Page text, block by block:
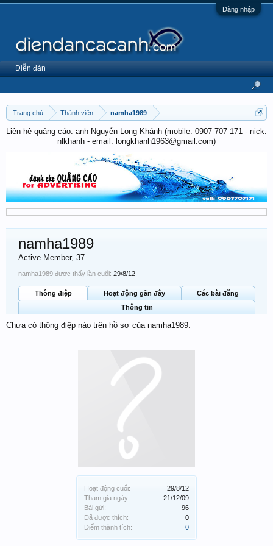
Đăng nhập
Trang chủ Thành viên namha1989
Liên hệ quảng cáo: anh Nguyễn Long Khánh (mobile: 0907 707 171 - nick:
nlkhanh - email: longkhanh1963@gmail.com)
Hoạt động cuối:
29/8/12
Tham gia ngày:
21/12/09
Bài gửi:
96
Đã được thích:
0
Điểm thành tích:
0
namha1989
Active Member, 37
namha1989 được thấy lần cuối: 29/8/12
Thông điệp Hoạt động gần đây
Các bài đăng
Thông tin
Chưa có thông điệp nào trên hồ sơ của namha1989.
Diễn đàn